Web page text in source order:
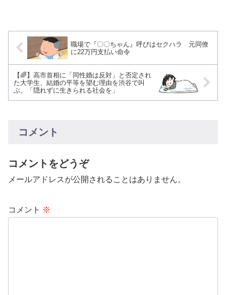
職場で『〇〇ちゃん』呼びはセクハラ 元同僚
に22万円支払い命令
【🌈】高市首相に「同性婚は反対」と否定され
た大学生、結婚の平等を望む理由を渋谷で叫
ぶ。「隠れずに生きられる社会を」
コメント
コメントをどうぞ
メールアドレスが公開されることはありません。
コメント ※